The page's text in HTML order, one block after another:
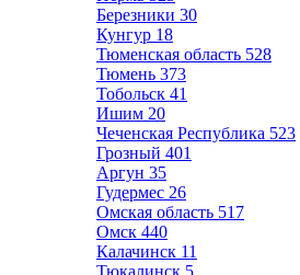
Березники 30
Кунгур 18
Тюменская область 528
Тюмень 373
Тобольск 41
Ишим 20
Чеченская Республика 523
Грозный 401
Аргун 35
Гудермес 26
Омская область 517
Омск 440
Калачинск 11
Тюкалинск 5